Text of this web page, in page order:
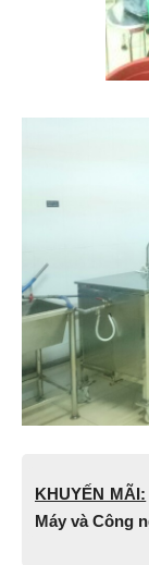
KHUYẾN MÃI:
Máy và Công